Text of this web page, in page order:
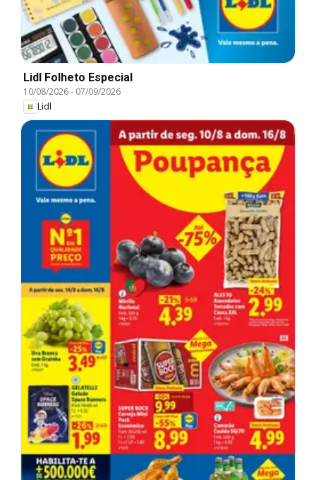
Lidl Folheto Especial
10/08/2026- 07/09/2026
Lidl